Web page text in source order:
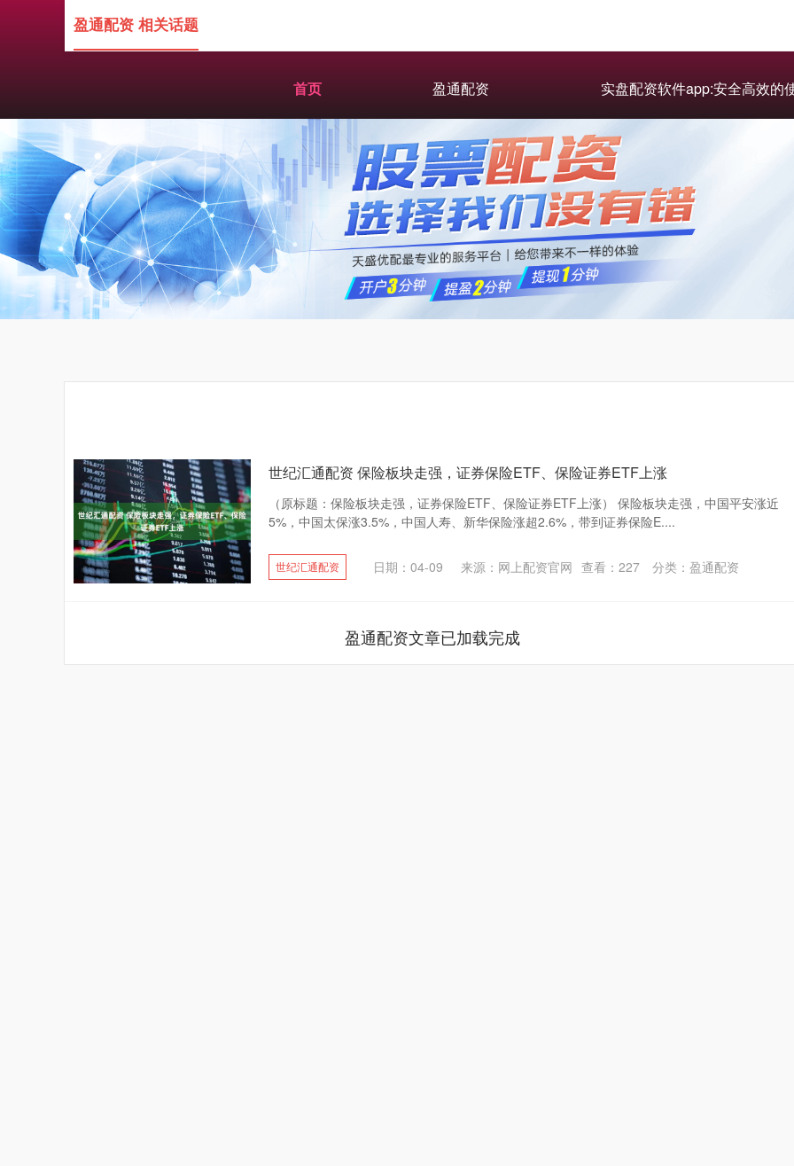
首页 盈通配资 实盘配资软件app:安全高效的
盈通配资 相关话题
世纪汇通配资 保险板块走强，证券保险ETF、保险证券ETF上涨
（原标题：保险板块走强，证券保险ETF、保险证券ETF上涨） 保险板块走强，中国平安涨近
5%，中国太保涨3.5%，中国人寿、新华保险涨超2.6%，带到证券保险E....
世纪汇通配资 日期：04-09 来源：网上配资官网 查看： 227 分类： 盈通配资
盈通配资文章已加载完成